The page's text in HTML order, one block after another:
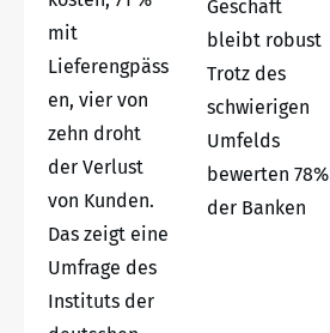
mit
Lieferengpäss
en, vier von
zehn droht
der Verlust
von Kunden.
Das zeigt eine
Umfrage des
Instituts der
Geschäft
bleibt robust
Trotz des
schwierigen
Umfelds
bewerten 78%
der Banken